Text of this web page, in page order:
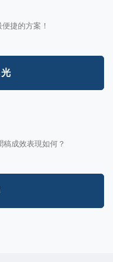
捷的方案！
成效表現如何？